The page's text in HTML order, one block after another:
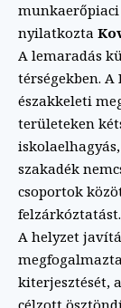
munkaerőpiaci
nyilatkozta
A lemaradás
térségekben.
északkeleti
területeken
szakadék
csoportok
felzárkóztatást.
A helyzet
kiterjesztését,
célzott